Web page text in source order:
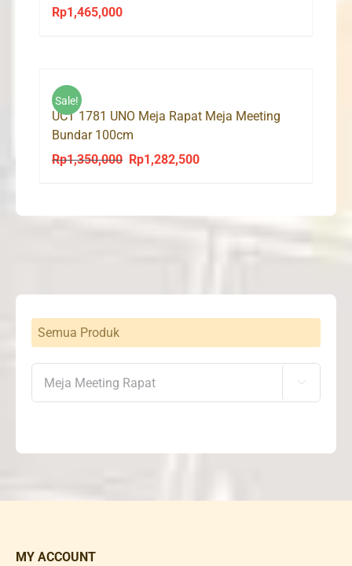
Rp1,465,000
Sale!
UCT 1781 UNO Meja Rapat Meja Meeting
Bundar 100cm
Rp1,350,000
Original
Rp1,282,500Current
Rp1,282,500.
Semua Produk

MY ACCOUNT